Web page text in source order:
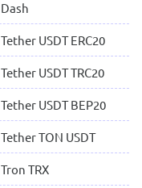
Dash
Tether USDT ERC20
Tether USDT TRC20
Tether USDT BEP20
Tether TON USDT
Tron TRX